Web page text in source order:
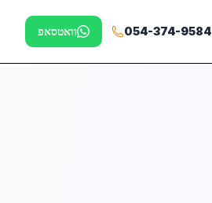
054-374-9584 וואטסאפ